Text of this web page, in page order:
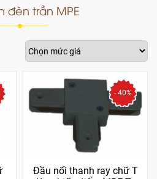
đèn trần MPE
- 40%
Đầu nối thanh ray chữ T